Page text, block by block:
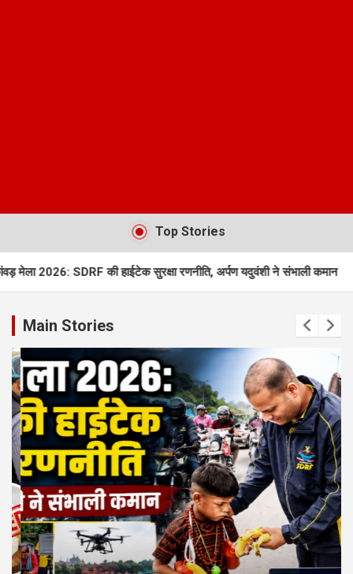
Top Stories
की हाईटेक सुरक्षा रणनीति, अर्पण यदुवंशी ने संभाली कमान AI Deepfake
Main Stories